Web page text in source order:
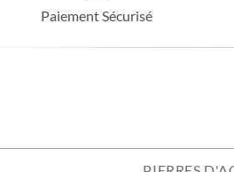
Paiement Sécurisé